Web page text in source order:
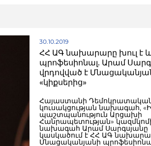
30.10.2019
ՀՀ ԱԳ նախարարը խուլ է և
պրոֆեսիոնալ. Արամ
վրդովված է
«կիքսերից»
Հայաստանի
կուսակցության նախագահ, «Ի
պաշտպանություն Արցախի
Հանրապետության»
նախագահ Արամ Սարգսյանը
կասկածում է ՀՀ ԱԳ
Մնացականյանի